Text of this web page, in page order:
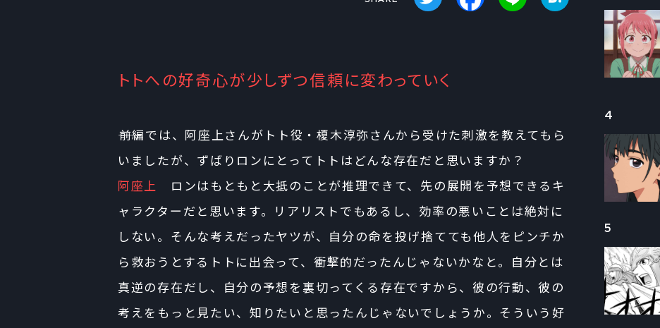
トトへの好奇心が少しずつ信頼に変わっていく
――前編では、阿座上さんがトト役・榎木淳弥さんから受けた刺激を教えてもら
いましたが、ずばりロンにとってトトはどんな存在だと思いますか？
阿座上 ロンはもともと大抵のことが推理できて、先の展開を予想できるキ
ャラクターだと思います。リアリストでもあるし、効率の悪いことは絶対に
しない。そんな考えだったヤツが、自分の命を投げ捨てても他人をピンチか
ら救おうとするトトに出会って、衝撃的だったんじゃないかなと。自分とは
真逆の存在だし、自分の予想を裏切ってくる存在ですから、彼の行動、彼の
考えをもっと見たい、知りたいと思ったんじゃないでしょうか。そういう好
4
5